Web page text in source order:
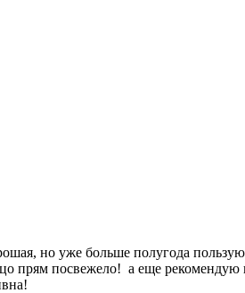
но уже больше полугода
посвежело! а еще рекомендую